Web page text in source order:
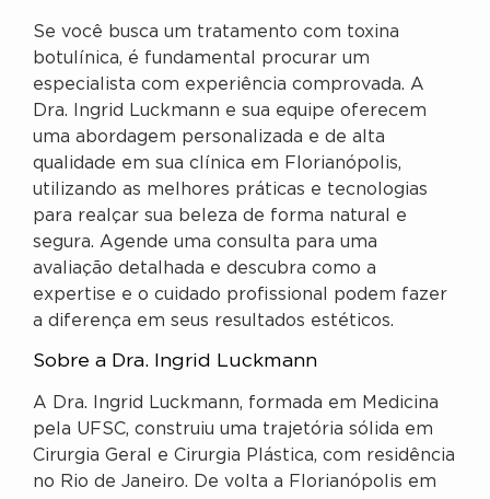
Se você busca um tratamento com toxina
botulínica, é fundamental procurar um
especialista com experiência comprovada. A
Dra. Ingrid Luckmann e sua equipe oferecem
uma abordagem personalizada e de alta
qualidade em sua clínica em Florianópolis,
utilizando as melhores práticas e tecnologias
para realçar sua beleza de forma natural e
segura. Agende uma consulta para uma
avaliação detalhada e descubra como a
expertise e o cuidado profissional podem fazer
a diferença em seus resultados estéticos.
Sobre a Dra. Ingrid Luckmann
A Dra. Ingrid Luckmann, formada em Medicina
pela UFSC, construiu uma trajetória sólida em
Cirurgia Geral e Cirurgia Plástica, com residência
no Rio de Janeiro. De volta a Florianópolis em